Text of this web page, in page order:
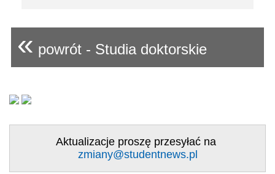
« powrót - Studia doktorskie
Aktualizacje proszę przesyłać na
zmiany@studentnews.pl